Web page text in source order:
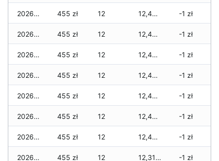
2026-01-19 455 zł 12 12,490 zł -1 zł
2026-01-18 455 zł 12 12,490 zł -1 zł
2026-01-17 455 zł 12 12,490 zł -1 zł
2026-01-16 455 zł 12 12,440 zł -1 zł
2026-01-15 455 zł 12 12,440 zł -1 zł
2026-01-14 455 zł 12 12,440 zł -1 zł
2026-01-13 455 zł 12 12,440 zł -1 zł
2026-01-12 455 zł 12 12,315 zł -1 zł